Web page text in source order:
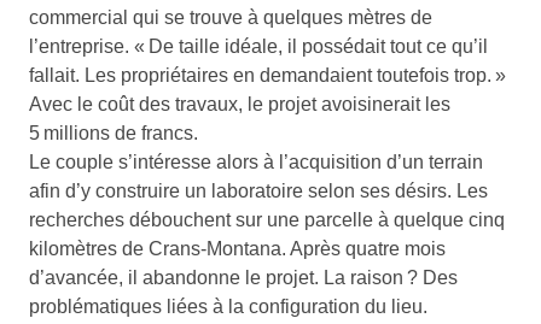
commercial qui se trouve à quelques mètres de
l’entreprise. « De taille idéale, il possédait tout ce qu’il
fallait. Les propriétaires en demandaient toutefois trop. »
Avec le coût des travaux, le projet avoisinerait les
5 millions de francs.
Le couple s’intéresse alors à l’acquisition d’un terrain
afin d’y construire un laboratoire selon ses désirs. Les
recherches débouchent sur une parcelle à quelque cinq
kilomètres de Crans-Montana. Après quatre mois
d’avancée, il abandonne le projet. La raison ? Des
problématiques liées à la configuration du lieu.